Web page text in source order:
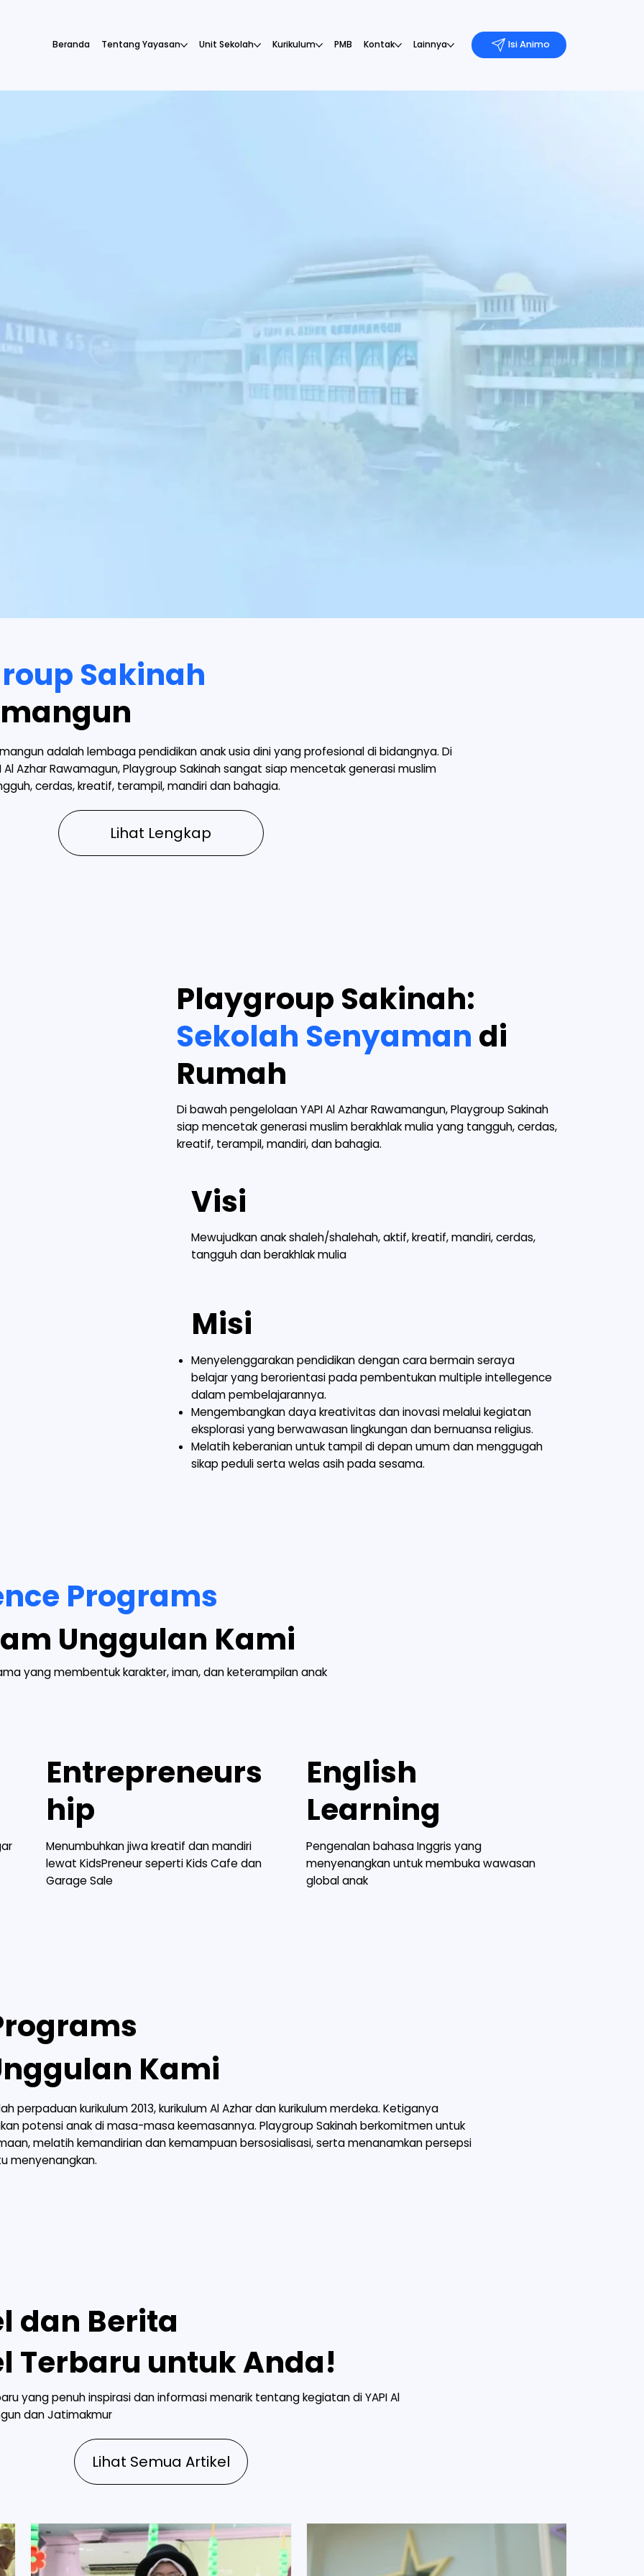
Beranda Tentang Yayasan Unit Sekolah Kurikulum PMB Kontak Lainnya Isi Animo
Sakinah
adalah lembaga pendidikan anak usia dini yang profesional di bidangnya. Di
Azhar Rawamagun, Playgroup Sakinah sangat siap mencetak generasi muslim
cerdas, kreatif, terampil, mandiri dan bahagia.
Lihat Lengkap
Playgroup Sakinah:
Sekolah Senyaman di
Rumah
Di bawah pengelolaan YAPI Al Azhar Rawamangun, Playgroup Sakinah
siap mencetak generasi muslim berakhlak mulia yang tangguh, cerdas,
kreatif, terampil, mandiri, dan bahagia.
Visi
Mewujudkan anak shaleh/shalehah, aktif, kreatif, mandiri, cerdas,
tangguh dan berakhlak mulia
Misi
Menyelenggarakan pendidikan dengan cara bermain seraya
belajar yang berorientasi pada pembentukan multiple intellegence
dalam pembelajarannya.
Mengembangkan daya kreativitas dan inovasi melalui kegiatan
eksplorasi yang berwawasan lingkungan dan bernuansa religius.
Melatih keberanian untuk tampil di depan umum dan menggugah
sikap peduli serta welas asih pada sesama.
Programs
Unggulan Kami
yang membentuk karakter, iman, dan keterampilan anak
Entrepreneurs
hip
Menumbuhkan jiwa kreatif dan mandiri
lewat KidsPreneur seperti Kids Cafe dan
Garage Sale
English
Learning
Pengenalan bahasa Inggris yang
menyenangkan untuk membuka wawasan
global anak
Kami
perpaduan kurikulum 2013, kurikulum Al Azhar dan kurikulum merdeka. Ketiganya
potensi anak di masa-masa keemasannya. Playgroup Sakinah berkomitmen untuk
melatih kemandirian dan kemampuan bersosialisasi, serta menanamkan persepsi
menyenangkan.
dan Berita
Terbaru untuk Anda!
yang penuh inspirasi dan informasi menarik tentang kegiatan di YAPI Al
dan Jatimakmur
Lihat Semua Artikel